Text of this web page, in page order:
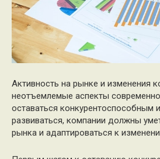
Активность на рынке и изменения
неотъемлемые аспекты
оставаться конкурентоспособным
развиваться, компании должны
рынка и адаптироваться к